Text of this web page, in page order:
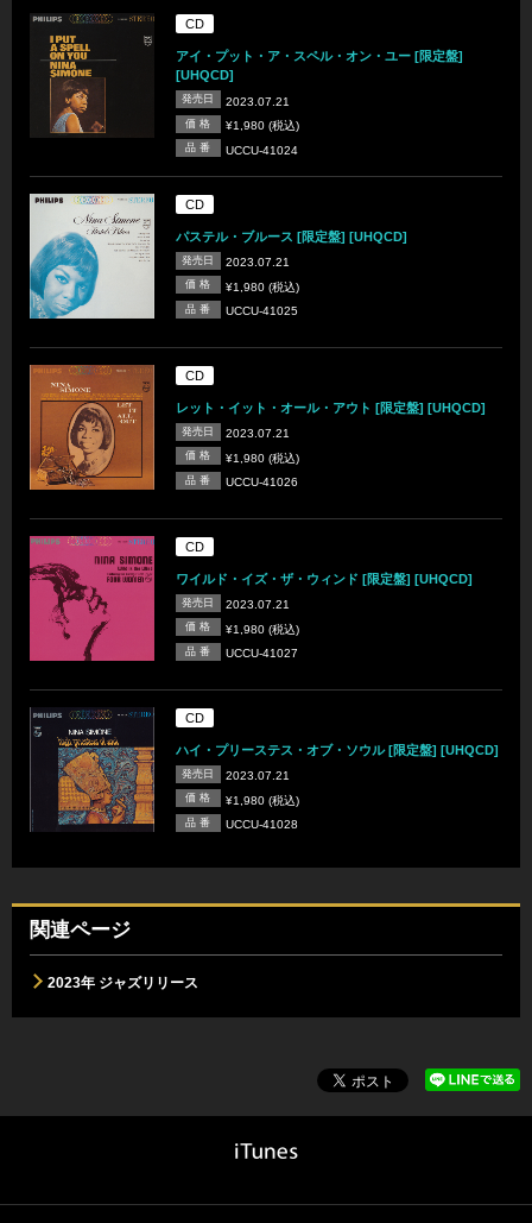
CD
アイ・プット・ア・スペル・オン・ユー [限定盤]
[UHQCD]
発売日 2023.07.21
価 格 ¥1,980 (税込)
品 番 UCCU-41024
CD
パステル・ブルース [限定盤] [UHQCD]
発売日 2023.07.21
価 格 ¥1,980 (税込)
品 番 UCCU-41025
CD
レット・イット・オール・アウト [限定盤] [UHQCD]
発売日 2023.07.21
価 格 ¥1,980 (税込)
品 番 UCCU-41026
CD
ワイルド・イズ・ザ・ウィンド [限定盤] [UHQCD]
発売日 2023.07.21
価 格 ¥1,980 (税込)
品 番 UCCU-41027
CD
ハイ・プリーステス・オブ・ソウル [限定盤] [UHQCD]
発売日 2023.07.21
価 格 ¥1,980 (税込)
品 番 UCCU-41028
関連ページ
2023年 ジャズリリース